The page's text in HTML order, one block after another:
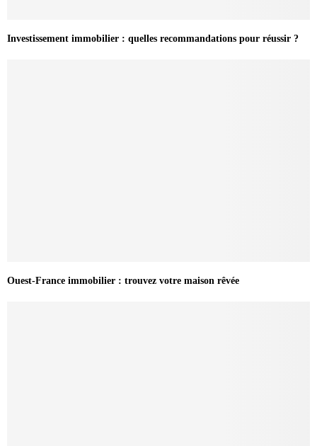
Investissement immobilier : quelles recommandations pour réussir ?
Ouest-France immobilier : trouvez votre maison rêvée